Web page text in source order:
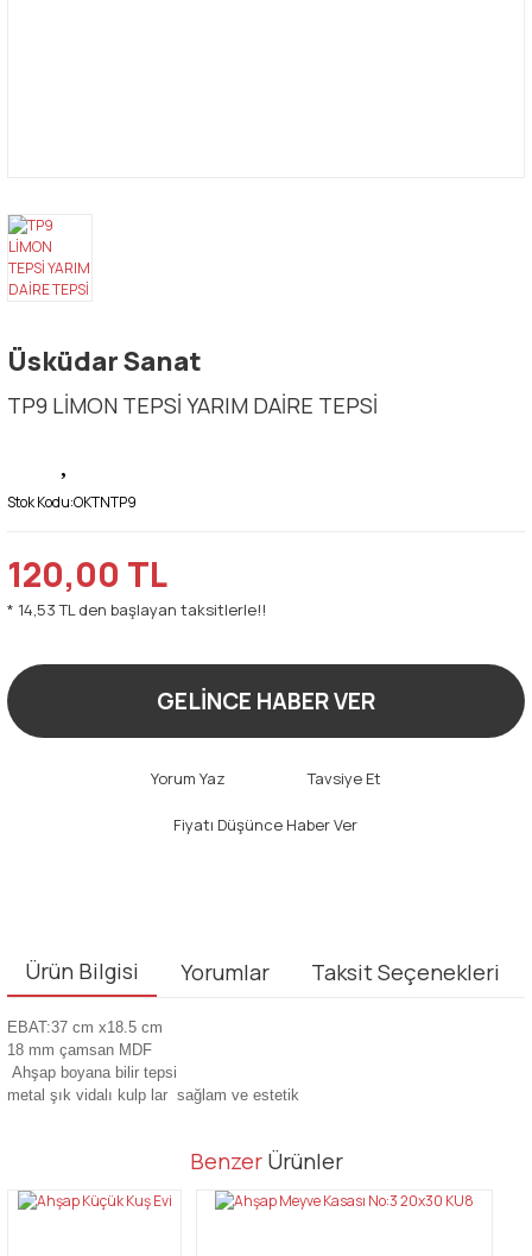
Üsküdar Sanat
TP9 LİMON TEPSİ YARIM DAİRE TEPSİ
Stok Kodu:OKTNTP9
120,00 TL
* 14,53 TL den başlayan taksitlerle!!
GELİNCE HABER VER
Yorum Yaz Tavsiye Et
Fiyatı Düşünce Haber Ver
Ürün Bilgisi Yorumlar Taksit Seçenekleri
EBAT:37 cm x18.5 cm
18 mm çamsan MDF
Ahşap boyana bilir tepsi
metal şık vidalı kulp lar sağlam ve estetik
Bu ürüne ilk yorumu siz yapın!
Bu ürünün fiyat bilgisi, resim, ürün açıklamalarında ve diğer
tarafımıza iletebilirsiniz.
Benzer Ürünler